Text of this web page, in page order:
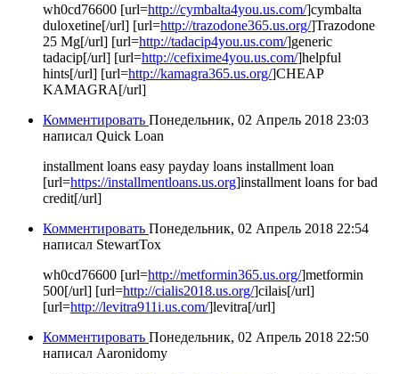
wh0cd76600 [url=http://cymbalta4you.us.com/]cymbalta
duloxetine[/url] [url=http://trazodone365.us.org/]Trazodone
25 Mg[/url] [url=http://tadacip4you.us.com/]generic
tadacip[/url] [url=http://cefixime4you.us.com/]helpful
hints[/url] [url=http://kamagra365.us.org/]CHEAP
KAMAGRA[/url]
Комментировать Понедельник, 02 Апрель 2018 23:03
написал Quick Loan
installment loans easy payday loans installment loan
[url=https://installmentloans.us.org]installment loans for bad
credit[/url]
Комментировать Понедельник, 02 Апрель 2018 22:54
написал StewartTox
wh0cd76600 [url=http://metformin365.us.org/]metformin
500[/url] [url=http://cialis2018.us.org/]cilais[/url]
[url=http://levitra911i.us.com/]levitra[/url]
Комментировать Понедельник, 02 Апрель 2018 22:50
написал Aaronidomy